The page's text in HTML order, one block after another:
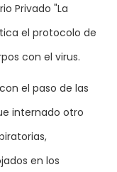
Privado "La
el protocolo de
con el virus.
el paso de las
internado otro
en los